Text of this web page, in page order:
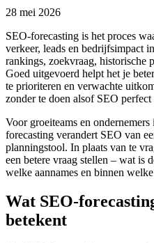
28 mei 2026
SEO-forecasting is het proces
verkeer, leads en bedrijfsimpact
rankings, zoekvraag, historische
Goed uitgevoerd helpt het je
te prioriteren en verwachte
zonder te doen alsof SEO perfect
Voor groeiteams en
forecasting verandert SEO van
planningstool. In plaats van te
een betere vraag stellen – wat is
welke aannames en binnen
Wat SEO-
betekent